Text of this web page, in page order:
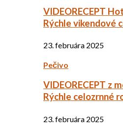
VIDEORECEPT
Rýchle vikendové
23. februára 2025
Pečivo
VIDEORECEPT z
Rýchle celozrnné
23. februára 2025